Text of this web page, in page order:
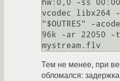
hw:0,0 -ss
vcodec libx264
"$OUTRES" -
96k -ar 22050
Тем не менее, при
обломался: